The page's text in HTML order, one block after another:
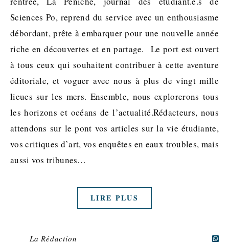
Sciences Po, reprend du service avec un enthousiasme
débordant, prête à embarquer pour une nouvelle année
riche en découvertes et en partage. Le port est ouvert
à tous ceux qui souhaitent contribuer à cette aventure
éditoriale, et voguer avec nous à plus de vingt mille
lieues sur les mers. Ensemble, nous explorerons tous
les horizons et océans de l’actualité.Rédacteurs, nous
attendons sur le pont vos articles sur la vie étudiante,
vos critiques d’art, vos enquêtes en eaux troubles, mais
aussi vos tribunes…
LIRE PLUS
La Rédaction